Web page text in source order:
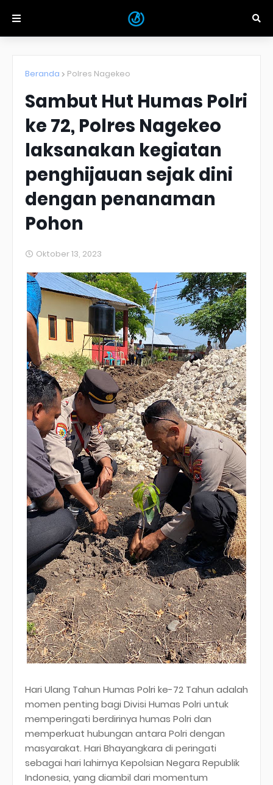
Beranda Polres Nagekeo
Sambut Hut Humas Polri
ke 72, Polres Nagekeo
laksanakan kegiatan
penghijauan sejak dini
dengan penanaman
Pohon
Oktober 13, 2023
Hari Ulang Tahun Humas Polri ke-72 Tahun adalah
momen penting bagi Divisi Humas Polri untuk
memperingati berdirinya humas Polri dan
memperkuat hubungan antara Polri dengan
masyarakat. Hari Bhayangkara di peringati
sebagai hari lahirnya Kepolsian Negara Republik
Indonesia, yang diambil dari momentum